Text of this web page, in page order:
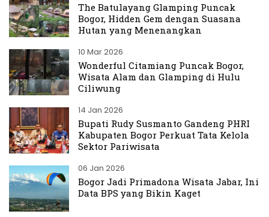
The Batulayang Glamping Puncak
Bogor, Hidden Gem dengan Suasana
Hutan yang Menenangkan
10 Mar 2026
Wonderful Citamiang Puncak Bogor,
Wisata Alam dan Glamping di Hulu
Ciliwung
14 Jan 2026
Bupati Rudy Susmanto Gandeng PHRI
Kabupaten Bogor Perkuat Tata Kelola
Sektor Pariwisata
06 Jan 2026
Bogor Jadi Primadona Wisata Jabar, Ini
Data BPS yang Bikin Kaget